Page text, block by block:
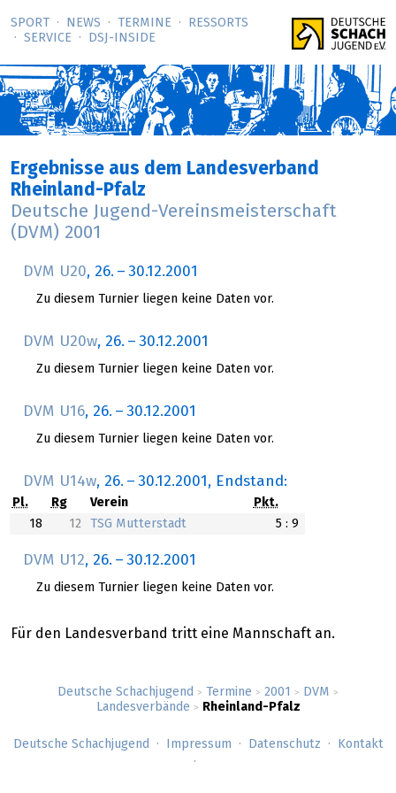
SPORT NEWS TERMINE
RESSORTS
SERVICE
DSJ-­INSIDE
Deutsche Schachjugend > Termine > 2001 > DVM >
Landesverbände > Rheinland-Pfalz
Ergebnisse aus dem Landesverband
Rheinland-Pfalz
Deutsche Jugend-Vereinsmeisterschaft
(DVM) 2001
DVM U20, 26. – 30.12.2001
Zu diesem Turnier liegen keine Daten vor.
DVM U20w, 26. – 30.12.2001
Zu diesem Turnier liegen keine Daten vor.
DVM U16, 26. – 30.12.2001
Zu diesem Turnier liegen keine Daten vor.
DVM U14w, 26. – 30.12.2001 , Endstand:
Pl. Rg Verein
Pkt.
18
12 TSG Mutterstadt 5 : 9
DVM U12, 26. – 30.12.2001
Zu diesem Turnier liegen keine Daten vor.
Für den Landesverband tritt eine Mannschaft an.
Deutsche Schachjugend Impressum Datenschutz Kontakt